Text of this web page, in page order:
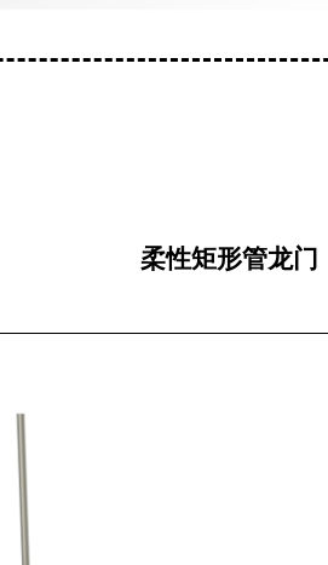
柔性矩形管龙门